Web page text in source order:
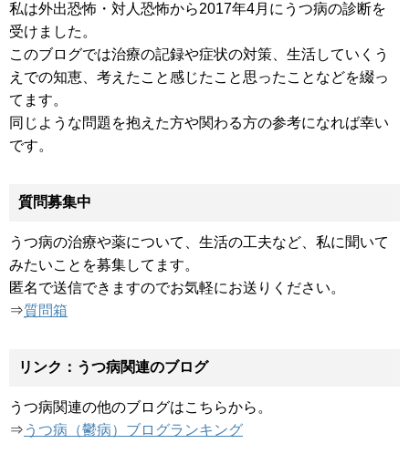
私は外出恐怖・対人恐怖から2017年4月にうつ病の診断を
受けました。
このブログでは治療の記録や症状の対策、生活していくう
えでの知恵、考えたこと感じたこと思ったことなどを綴っ
てます。
同じような問題を抱えた方や関わる方の参考になれば幸い
です。
質問募集中
うつ病の治療や薬について、生活の工夫など、私に聞いて
みたいことを募集してます。
匿名で送信できますのでお気軽にお送りください。
⇒質問箱
リンク：うつ病関連のブログ
うつ病関連の他のブログはこちらから。
⇒ うつ病（鬱病）ブログランキング